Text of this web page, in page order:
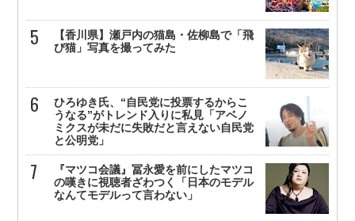
【香川県】瀬戸内の猫島・佐柳島で「飛
び猫」写真を撮ってみた
ひろゆき氏、“自民党に投票するからこ
うなる”がトレンド入りに私見「アベノ
ミクスが未だに失敗だと言えない自民党
と公明党」
『マツコ会議』冨永愛を前にしたマツコ
の嘆きに視聴者ざわつく「日本のモデル
なんてモデルって言わない」